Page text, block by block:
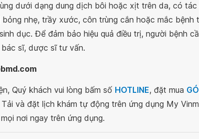
dưới dạng dung dịch bôi hoặc xịt trên da, có tác
nhẹ, trầy xước, côn trùng cắn hoặc mắc bệnh
dục. Để đảm bảo hiệu quả điều trị, người bệnh
sĩ, dược sĩ tư vấn.
Quý khách vui lòng bấm số HOTLINE, đặt mua
Tải và đặt lịch khám tự động trên ứng dụng My
nơi ngay trên ứng dụng.